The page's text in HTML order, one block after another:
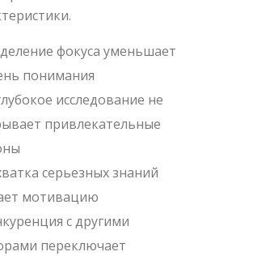
фокуса уменьшает
понимания
исследование не
привлекательные
серьезных знаний
мотивацию
с другими
переключает